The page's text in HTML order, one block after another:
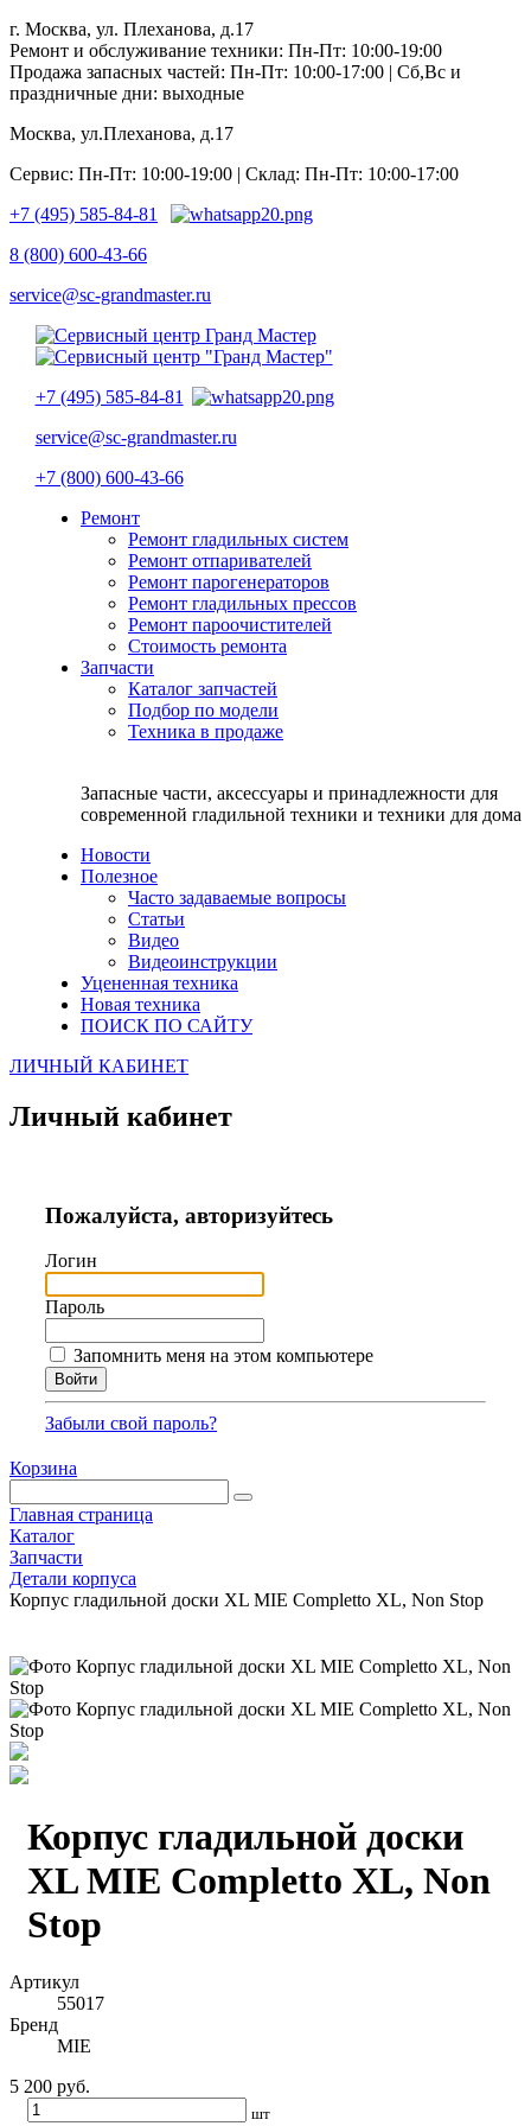
г. Москва, ул. Плеханова, д.17
Ремонт и обслуживание техники: Пн-Пт: 10:00-19:00
Продажа запасных частей: Пн-Пт: 10:00-17:00 | Сб,Вс и
праздничные дни: выходные
Москва, ул.Плеханова, д.17
Сервис: Пн-Пт: 10:00-19:00 | Склад: Пн-Пт: 10:00-17:00
+7 (495) 585-84-81
8 (800) 600-43-66
service@sc-grandmaster.ru
+7 (495) 585-84-81
service@sc-grandmaster.ru
+7 (800) 600-43-66
Ремонт
Ремонт гладильных систем
Ремонт отпаривателей
Ремонт парогенераторов
Ремонт гладильных прессов
Ремонт пароочистителей
Стоимость ремонта
Запчасти
Каталог запчастей
Подбор по модели
Техника в продаже
Запасные части, аксессуары и принадлежности для
современной гладильной техники и техники для дома
Новости
Полезное
Часто задаваемые вопросы
Статьи
Видео
Видеоинструкции
Уцененная техника
Новая техника
ПОИСК ПО САЙТУ
ЛИЧНЫЙ КАБИНЕТ
Личный кабинет
Пожалуйста, авторизуйтесь
Логин
Пароль
Запомнить меня на этом компьютере
Забыли свой пароль?
Корзина
Главная страница
Каталог
Запчасти
Детали корпуса
Корпус гладильной доски XL MIE Completto XL, Non Stop
Корпус гладильной доски
XL MIE Completto XL, Non
Stop
Артикул
55017
Бренд
MIE
5 200 руб.
шт